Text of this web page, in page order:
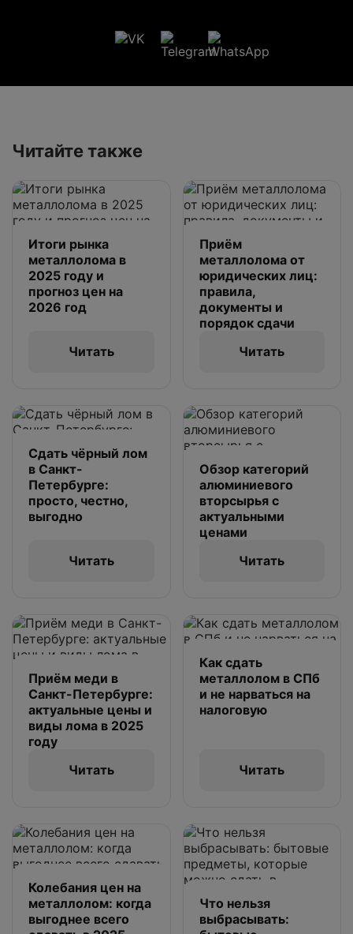
Читайте также
Итоги рынка
металлолома в
2025 году и
прогноз цен на
2026 год
Читать
Приём
металлолома от
юридических лиц:
правила,
документы и
порядок сдачи
Читать
Сдать чёрный лом
в Санкт-
Петербурге:
просто, честно,
выгодно
Читать
Обзор категорий
алюминиевого
вторсырья с
актуальными
ценами
Читать
Приём меди в
Санкт-Петербурге:
актуальные цены и
виды лома в 2025
году
Читать
Как сдать
металлолом в СПб
и не нарваться на
налоговую
Читать
Колебания цен на
металлолом: когда
выгоднее всего
Что нельзя
выбрасывать: